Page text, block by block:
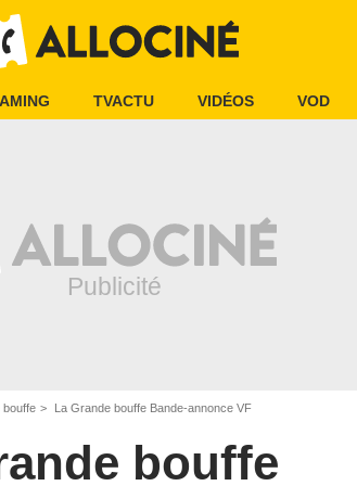
TVACTU VIDÉOS VOD
bouffe La Grande bouffe Bande-annonce VF
bouffe